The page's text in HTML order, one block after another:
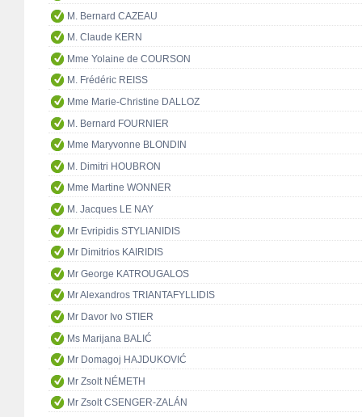
M. Bernard CAZEAU
M. Claude KERN
Mme Yolaine de COURSON
M. Frédéric REISS
Mme Marie-Christine DALLOZ
M. Bernard FOURNIER
Mme Maryvonne BLONDIN
M. Dimitri HOUBRON
Mme Martine WONNER
M. Jacques LE NAY
Mr Evripidis STYLIANIDIS
Mr Dimitrios KAIRIDIS
Mr George KATROUGALOS
Mr Alexandros TRIANTAFYLLIDIS
Mr Davor Ivo STIER
Ms Marijana BALIĆ
Mr Domagoj HAJDUKOVIĆ
Mr Zsolt NÉMETH
Mr Zsolt CSENGER-ZALÁN